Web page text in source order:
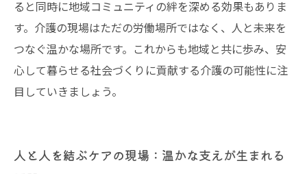
ると同時に地域コミュニティの絆を深める効果もありま
す。介護の現場はただの労働場所ではなく、人と未来を
つなぐ温かな場所です。これからも地域と共に歩み、安
心して暮らせる社会づくりに貢献する介護の可能性に注
目していきましょう。
人と人を結ぶケアの現場：温かな支えが生まれる